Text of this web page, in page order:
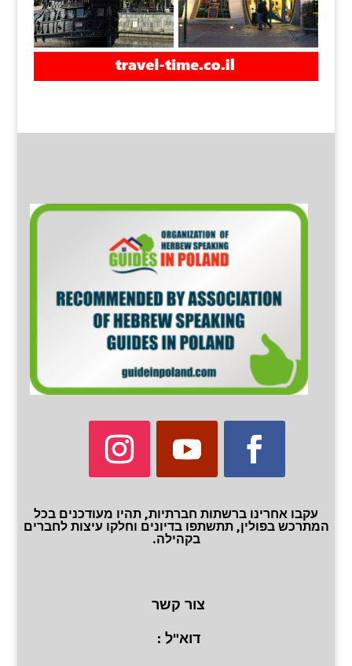
עקבו אחרינו ברשתות חברתיות, תהיו מעודכנים בכל
המתרכש בפולין, תתשתפו בדיונים וחלקו עיצות לחברים
בקהילה.
צור קשר
דוא"ל :